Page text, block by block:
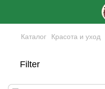
Каталог Красота и уход
Filter